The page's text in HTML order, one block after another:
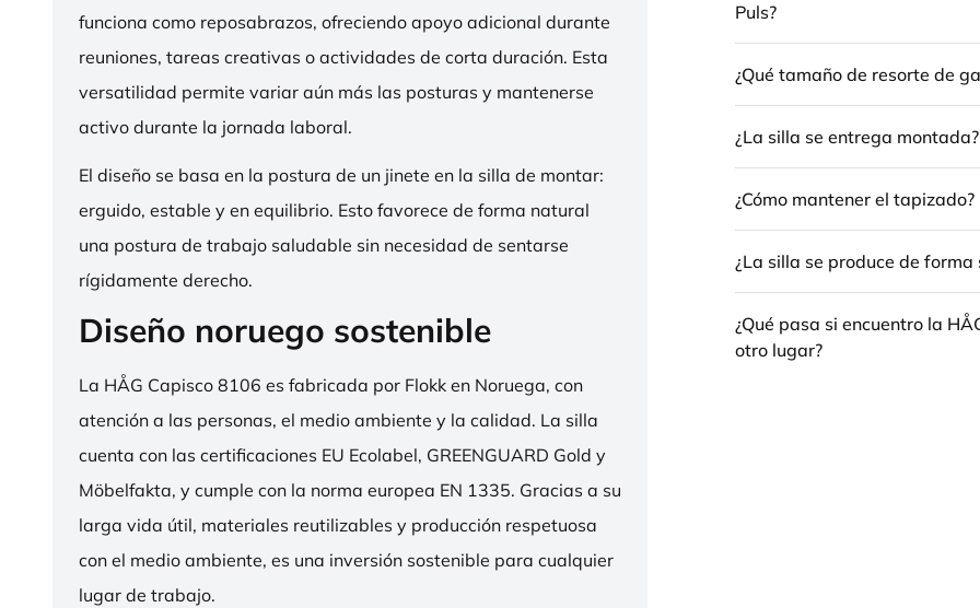
funciona como reposabrazos, ofreciendo apoyo adicional durante
reuniones, tareas creativas o actividades de corta duración. Esta
versatilidad permite variar aún más las posturas y mantenerse
activo durante la jornada laboral.
El diseño se basa en la postura de un jinete en la silla de montar:
erguido, estable y en equilibrio. Esto favorece de forma natural
una postura de trabajo saludable sin necesidad de sentarse
rígidamente derecho.
Diseño noruego sostenible
La HÅG Capisco 8106 es fabricada por Flokk en Noruega, con
atención a las personas, el medio ambiente y la calidad. La silla
cuenta con las certificaciones EU Ecolabel, GREENGUARD Gold y
Möbelfakta, y cumple con la norma europea EN 1335. Gracias a su
larga vida útil, materiales reutilizables y producción respetuosa
con el medio ambiente, es una inversión sostenible para cualquier
lugar de trabajo.
Puls?
¿Qué tamaño de resorte de
¿La silla se entrega montada?
¿Cómo mantener el tapizado?
¿La silla se produce de forma
¿Qué pasa si encuentro la
otro lugar?